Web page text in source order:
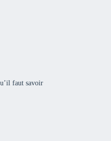
faut savoir